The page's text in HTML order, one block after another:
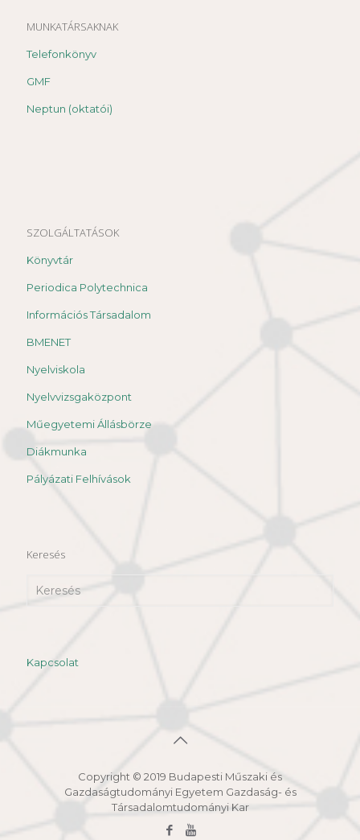
MUNKATÁRSAKNAK
Telefonkönyv
GMF
Neptun (oktatói)
SZOLGÁLTATÁSOK
Könyvtár
Periodica Polytechnica
Információs Társadalom
BMENET
Nyelviskola
Nyelvvizsgaközpont
Műegyetemi Állásbörze
Diákmunka
Pályázati Felhívások
Keresés
Kapcsolat
Copyright © 2019 Budapesti Műszaki és
Gazdaságtudományi Egyetem Gazdaság- és
Társadalomtudományi Kar